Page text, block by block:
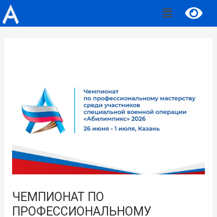
ЧЕМПИОНАТ ПО
ПРОФЕССИОНАЛЬНОМУ